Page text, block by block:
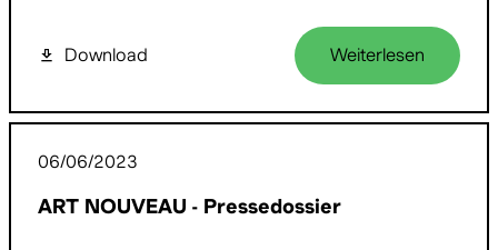
Download Weiterlesen
06/06/2023
ART NOUVEAU - Pressedossier